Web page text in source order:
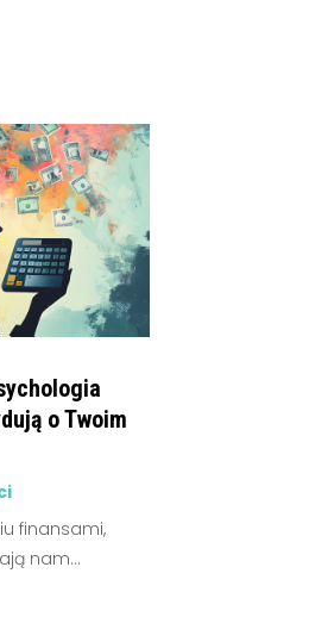
o Twoim
finansami,
nam...